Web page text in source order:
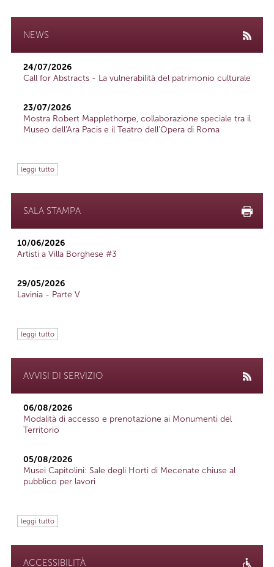
NEWS
24/07/2026
Call for Abstracts - La vulnerabilità del patrimonio culturale
23/07/2026
Mostra Robert Mapplethorpe, collaborazione speciale tra il
Museo dell'Ara Pacis e il Teatro dell'Opera di Roma
leggi tutto
SALA STAMPA
10/06/2026
Artisti a Villa Borghese #3
29/05/2026
Lavinia - Parte V
leggi tutto
AVVISI DI SERVIZIO
06/08/2026
Modalità di accesso e prenotazione ai Monumenti del
Territorio
05/08/2026
Musei Capitolini: Sale degli Horti di Mecenate chiuse al
pubblico per lavori
leggi tutto
ACCESSIBILITÀ